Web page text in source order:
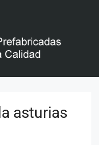
asturias